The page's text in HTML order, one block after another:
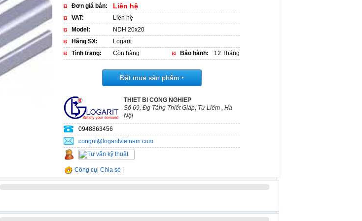
Đơn giá bán:
Liên hệ
VAT:
Liên hệ
Model:
NDH 20x20
Hãng SX:
Logarit
Tình trạng:
Còn hàng Bảo hành: 12 Tháng
Đặt mua sản phẩm ‣
THIET BI CONG NGHIEP
Số 69, Đg Tăng Thiết Giáp, Từ Liêm , Hà
Nội
0948863456
congnt@logaritvietnam.com
Chia sẻ
Công cụ